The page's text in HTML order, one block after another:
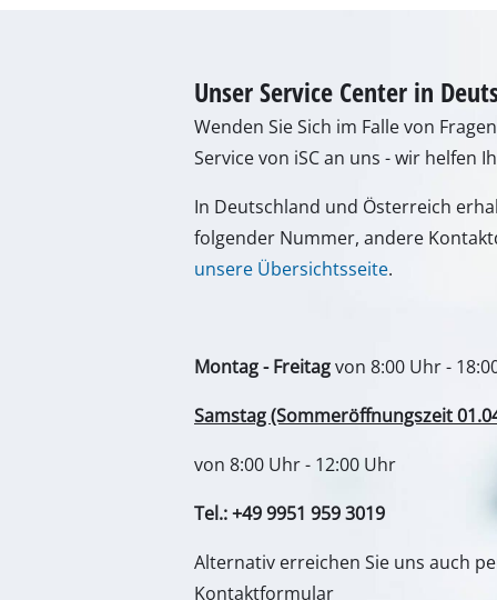
Nass- /
Aschesauger
Exzenterschleifer
Schwingschleifer
Bandschleifer
Wand- /
Sonstige
Unser Service Center in
Wenden Sie Sich im Falle von
Service von iSC an uns - wir helfen
In Deutschland und Österreich
folgender Nummer, andere
unsere Übersichtsseite.
Montag - Freitagvon 8:00 Uhr -
Samstag (Sommeröffnungszeit
von 8:00 Uhr - 12:00 Uhr
Tel.: +49 9951 959 3019
Alternativ erreichen Sie uns auch
Kontaktformular